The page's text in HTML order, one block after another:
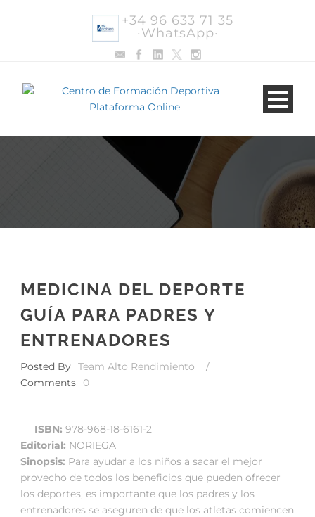
+34 96 633 71 35
·WhatsApp·
MEDICINA DEL DEPORTE
GUÍA PARA PADRES Y
ENTRENADORES
Posted By Team Alto Rendimiento
/
Comments
0
ISBN: 978-968-18-6161-2
Editorial: NORIEGA
Sinopsis: Para ayudar a los niños a sacar el mejor
provecho de todos los beneficios que pueden ofrecer
los deportes, es importante que los padres y los
entrenadores se aseguren de que los atletas comiencen